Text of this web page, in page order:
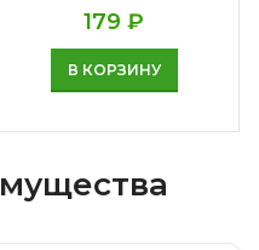
179₽
В КОРЗИНУ